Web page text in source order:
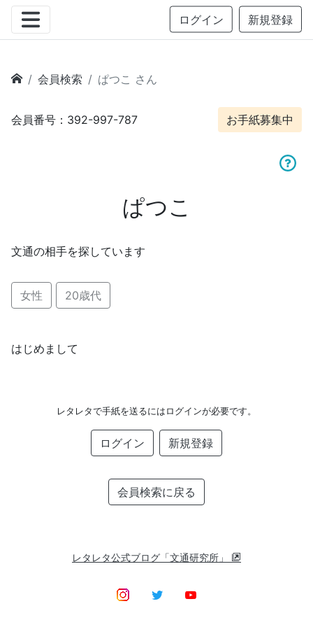
ログイン 新規登録
会員検索 ぱつこ さん
会員番号：392-997-787 お手紙募集中
ぱつこ
文通の相手を探しています
女性 20歳代
はじめまして
レタレタで手紙を送るにはログインが必要です。
ログイン 新規登録
会員検索に戻る
レタレタ公式ブログ「文通研究所」